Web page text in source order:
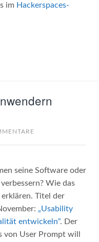
im Hackerspaces-
seine Software oder
Wie das
Titel der
„Usability
entwickeln“. Der
von User Prompt will